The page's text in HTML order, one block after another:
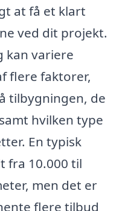
at få et klart
ved dit projekt.
kan variere
flere faktorer,
tilbygningen, de
hvilken type
En typisk
fra 10.000 til
men det er
flere tilbud